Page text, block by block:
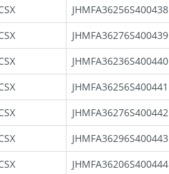
JHMFA36256S400438
JHMFA36276S400439
JHMFA36236S400440
JHMFA36256S400441
JHMFA36276S400442
JHMFA36296S400443
JHMFA36206S400444